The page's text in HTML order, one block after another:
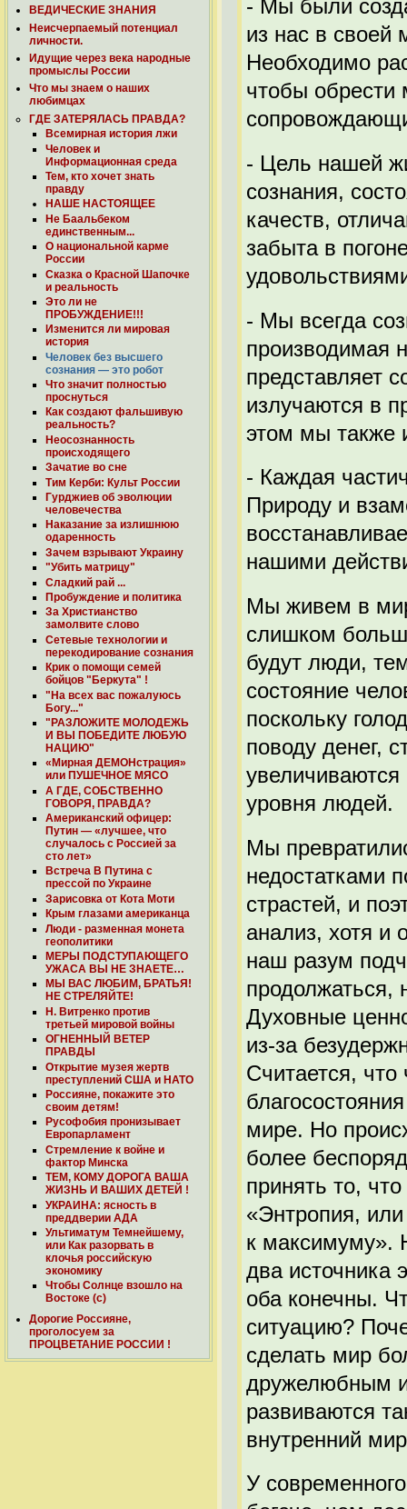
ВЕДИЧЕСКИЕ ЗНАНИЯ
Неисчерпаемый потенциал
личности.
Идущие через века народные
промыслы России
Что мы знаем о наших
любимцах
ГДЕ ЗАТЕРЯЛАСЬ ПРАВДА?
Всемирная история лжи
Человек и
Информационная среда
Тем, кто хочет знать
правду
НАШЕ НАСТОЯЩЕЕ
Не Баальбеком
единственным...
О национальной карме
России
Сказка о Красной Шапочке
и реальность
Это ли не
ПРОБУЖДЕНИЕ!!!
Изменится ли мировая
история
Человек без высшего
сознания — это робот
Что значит полностью
проснуться
Как создают фальшивую
реальность?
Неосознанность
происходящего
Зачатие во сне
Тим Керби: Культ России
Гурджиев об эволюции
человечества
Наказание за излишнюю
одаренность
Зачем взрывают Украину
"Убить матрицу"
Сладкий рай ...
Пробуждение и политика
За Христианство
замолвите слово
Сетевые технологии и
перекодирование cознания
Крик о помощи семей
бойцов "Беркута" !
"На всех вас пожалуюсь
Богу..."
"РАЗЛОЖИТЕ МОЛОДЕЖЬ
И ВЫ ПОБЕДИТЕ ЛЮБУЮ
НАЦИЮ"
«Мирная ДЕМОНстрация»
или ПУШЕЧНОЕ МЯСО
А ГДЕ, СОБСТВЕННО
ГОВОРЯ, ПРАВДА?
Американский офицер:
Путин — «лучшее, что
случалось с Россией за
сто лет»
Встреча В Путина с
прессой по Украине
Зарисовка от Кота Моти
Крым глазами американца
Люди - разменная монета
геополитики
МЕРЫ ПОДСТУПАЮЩЕГО
УЖАСА ВЫ НЕ ЗНАЕТЕ…
МЫ ВАС ЛЮБИМ, БРАТЬЯ!
НЕ СТРЕЛЯЙТЕ!
Н. Витренко против
третьей мировой войны
ОГНЕННЫЙ ВЕТЕР
ПРАВДЫ
Открытие музея жертв
преступлений США и НАТО
Россияне, покажите это
своим детям!
Русофобия пронизывает
Европарламент
Стремление к войне и
фактор Минска
ТЕМ, КОМУ ДОРОГА ВАША
ЖИЗНЬ И ВАШИХ ДЕТЕЙ !
УКРАИНА: ясность в
преддверии АДА
Ультиматум Темнейшему,
или Как разорвать в
клочья российскую
экономику
Чтобы Солнце взошло на
Востоке (с)
Дорогие Россияне,
проголосуем за
ПРОЦВЕТАНИЕ РОССИИ !
- Мы были
из нас в своей
Необходимо
чтобы обрести
- Цель нашей
сознания,
качеств,
забыта в
- Мы всегда
производимая
представляет
излучаются в
этом мы также
- Каждая
Природу и
нашими
Мы живем в
слишком
будут люди,
состояние
поскольку
поводу денег,
увеличиваются
уровня людей.
Мы
недостатками
страстей, и
анализ, хотя и
наш разум
продолжаться,
Духовные
из-за
Считается,
мире. Но
более
принять то,
«Энтропия, или
к максимуму».
два источника
оба конечны.
ситуацию?
сделать мир
дружелюбным
развиваются
внутренний
У